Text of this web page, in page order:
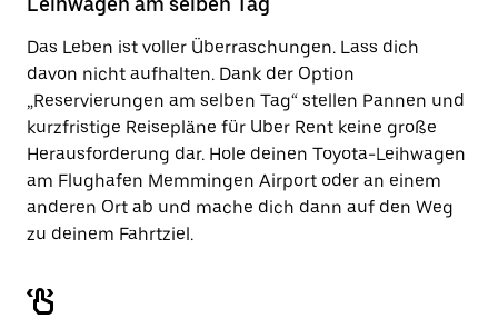
zu
Das Leben ist voller Überraschungen. Lass dich
davon nicht aufhalten. Dank der Option
„Reservierungen am selben Tag“ stellen Pannen und
kurzfristige Reisepläne für Uber Rent keine große
Herausforderung dar. Hole deinen Toyota-Leihwagen
am Flughafen Memmingen Airport oder an einem
anderen Ort ab und mache dich dann auf den Weg
zu deinem Fahrtziel.